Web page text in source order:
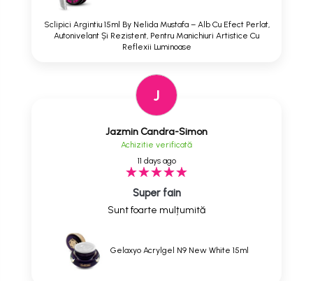
Sclipici Argintiu 15ml By Nelida Mustafa – Alb Cu Efect Perlat,
Autonivelant Și Rezistent, Pentru Manichiuri Artistice Cu
Reflexii Luminoase
J
Jazmin Candra-Simon
Achizitie verificată
11 days ago
Super fain
Sunt foarte mulțumită
Gelaxyo Acrylgel N9 New White 15ml